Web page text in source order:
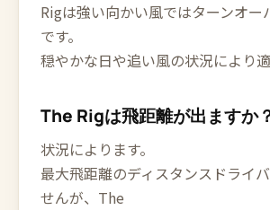
Rigは強い向かい風ではターンオー
です。
穏やかな日や追い風の状況により適
The Rigは飛距離が出ますか
状況によります。
最大飛距離のディスタンスドライ
せんが、The